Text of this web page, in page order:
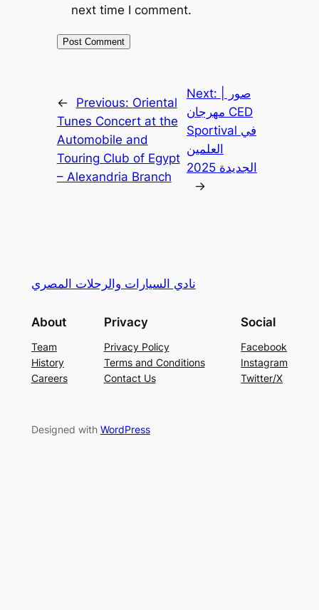
next time I comment.
← Previous: Oriental
Tunes Concert at the
Automobile and
Touring Club of Egypt
– Alexandria Branch
Next:
صور |
مهرجان CED
Sportival في
العلمين
الجديدة 2025
→
نادي السيارات والرحلات المصري
About
Team
History
Careers
Privacy
Privacy Policy
Terms and Conditions
Contact Us
Social
Facebook
Instagram
Twitter/X
Designed with WordPress